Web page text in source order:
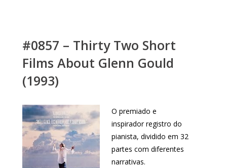
#0857 – Thirty Two Short
Films About Glenn Gould
(1993)
O premiado e
inspirador registro do
pianista, dividido em 32
partes com diferentes
narrativas.